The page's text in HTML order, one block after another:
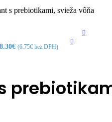
s prebiotikami, svieža vôňa
8.30€ (6.75€ bez DPH)